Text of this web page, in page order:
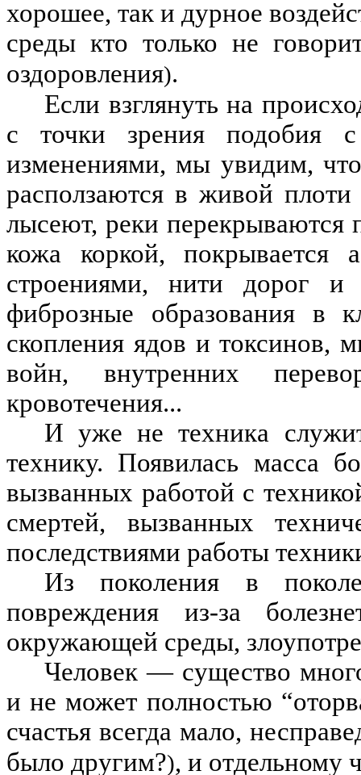
хорошее, так и дурное
среды кто только не
оздоровления).
Если взглянуть на
с точки зрения подобия
изменениями, мы увидим,
расползаются в живой
лысеют, реки перекрываются
кожа коркой, покрывается
строениями, нити дорог
фиброзные образования в
скопления ядов и токсинов,
войн, внутренних
кровотечения...
И уже не техника
технику. Появилась масса
вызванных работой с
смертей, вызванных
последствиями работы
Из поколения в
повреждения из-за
окружающей среды,
Человек — существо
и не может полностью
счастья всегда мало,
было другим?), и отдельному